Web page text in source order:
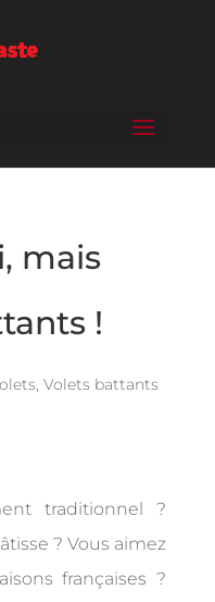
mais
!
, Volets battants
traditionnel ?
? Vous aimez
françaises ?